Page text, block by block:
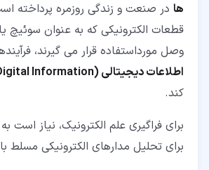
ها در صنعت و زندگی روزمره پرداخته
قطعات الکترونیکی که به عنوان سوئیچ
وصل مورداستفاده قرار می گیرند،
اطلاعات دیجیتالی (Digital Information)
کند.
برای فراگیری علم الکترونیک، نیاز است
برای تحلیل مدارهای الکترونیکی مسلط